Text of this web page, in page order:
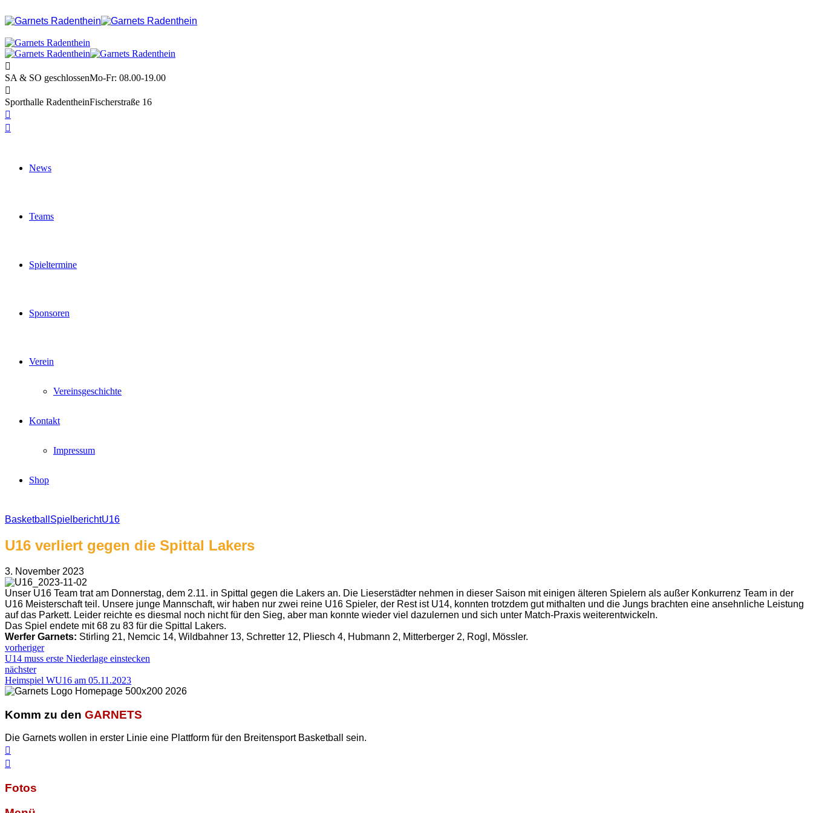
SA & SO geschlossenMo-Fr: 08.00-19.00
Sporthalle RadentheinFischerstraße 16
News
Teams
Spieltermine
Sponsoren
Verein
Vereinsgeschichte
Kontakt
Impressum
Shop
Basketball SpielberichtU16
U16 verliert gegen die Spittal Lakers
3. November 2023
Unser U16 Team trat am Donnerstag, dem 2.11. in Spittal gegen die Lakers an. Die Lieserstädter nehmen in dieser Saison mit einigen älteren Spielern als außer Konkurrenz Team in der
U16 Meisterschaft teil. Unsere junge Mannschaft, wir haben nur zwei reine U16 Spieler, der Rest ist U14, konnten trotzdem gut mithalten und die Jungs brachten eine ansehnliche Leistung
auf das Parkett. Leider reichte es diesmal noch nicht für den Sieg, aber man konnte wieder viel dazulernen und sich unter Match-Praxis weiterentwickeln.
Das Spiel endete mit 68 zu 83 für die Spittal Lakers.
Werfer Garnets: Stirling 21, Nemcic 14, Wildbahner 13, Schretter 12, Pliesch 4, Hubmann 2, Mitterberger 2, Rogl, Mössler.
vorheriger
U14 muss erste Niederlage einstecken
nächster
Heimspiel WU16 am 05.11.2023
Komm zu den GARNETS
Die Garnets wollen in erster Linie eine Plattform für den Breitensport Basketball sein.
Fotos